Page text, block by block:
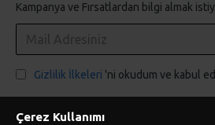
Kampanya ve Fırsatlardan bilgi almak
Gizlilik İlkeleri 'ni okudum ve kabul
Çerez Kullanımı